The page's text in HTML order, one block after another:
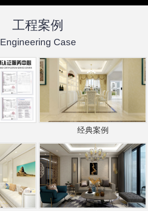
工程案例
Engineering Case
经典案例